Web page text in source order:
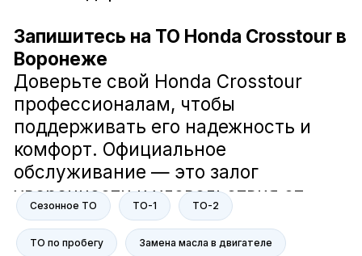
Сезонное ТО ТО-1 ТО-2
ТО по пробегу Замена масла в двигателе
Руководитель отдела сервиса компании
А-Драйв
Загорский Дмитрий
В компании А-Драйв мы заботимся
о вашем комфорте и безопасности
на дороге. Наша команда делает
всё возможное, чтобы ваш
автомобиль всегда был в отличном
состоянии. Мне действительно не
всё равно, и я гарантирую, что мы